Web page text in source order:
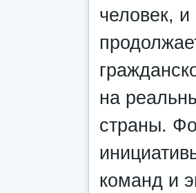
человек,
на
страны.
команд и